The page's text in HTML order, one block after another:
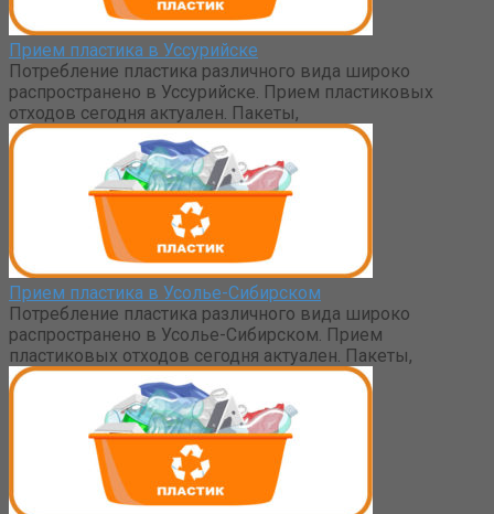
Прием пластика в Уссурийске
Потребление пластика различного вида широко
распространено в Уссурийске. Прием пластиковых
отходов сегодня актуален. Пакеты,
Прием пластика в Усолье-Сибирском
Потребление пластика различного вида широко
распространено в Усолье-Сибирском. Прием
пластиковых отходов сегодня актуален. Пакеты,